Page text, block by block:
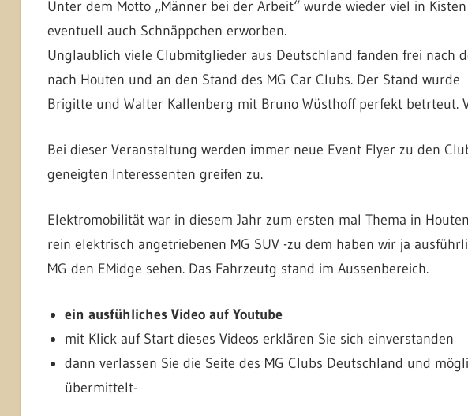
Unter dem Motto „Männer bei der Arbeit“ wurde wieder viel in
eventuell auch Schnäppchen erworben.
Unglaublich viele Clubmitglieder aus Deutschland fanden frei nach
nach Houten und an den Stand des MG Car Clubs. Der Stand
Brigitte und Walter Kallenberg mit Bruno Wüsthoff perfekt betrteut.
Bei dieser Veranstaltung werden immer neue Event Flyer zu den
geneigten Interessenten greifen zu.
Elektromobilität war in diesem Jahr zum ersten mal Thema in
rein elektrisch angetriebenen MG SUV -zu dem haben wir ja
MG den EMidge sehen. Das Fahrzeutg stand im Aussenbereich.
ein ausfühliches Video auf Youtube
mit Klick auf Start dieses Videos erklären Sie sich einverstanden
dann verlassen Sie die Seite des MG Clubs Deutschland und
übermittelt-